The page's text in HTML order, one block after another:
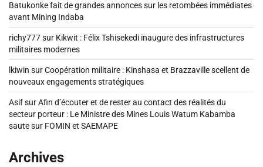
Batukonke fait de grandes annonces sur les retombées immédiates
avant Mining Indaba
richy777sur Kikwit : Félix Tshisekedi inaugure des infrastructures
militaires modernes
lkiwin surCoopération militaire : Kinshasa et Brazzaville scellent de
nouveaux engagements stratégiques
AsifsurAfin d’écouter et de rester au contact des réalités du
secteur porteur : Le Ministre des Mines Louis Watum Kabamba
saute sur FOMIN et SAEMAPE
Archives